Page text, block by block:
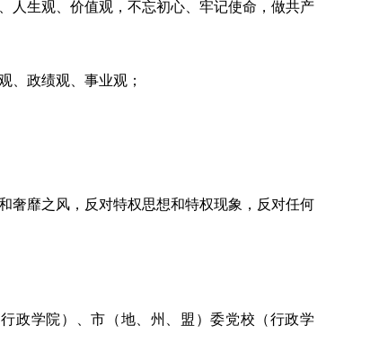
人生观、价值观，不忘初心、牢记使命，做共产
、政绩观、事业观；
奢靡之风，反对特权思想和特权现象，反对任何
政学院）、市（地、州、盟）委党校（行政学